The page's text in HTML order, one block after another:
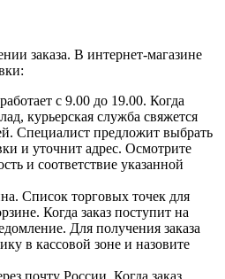
заказа. В интернет-магазине
с 9.00 до 19.00. Когда
курьерская служба свяжется
Специалист предложит выбрать
и уточнит адрес. Осмотрите
и соответствие указанной
Список торговых точек для
Когда заказ поступит на
Для получения заказа
в кассовой зоне и назовите
почту России. Когда заказ